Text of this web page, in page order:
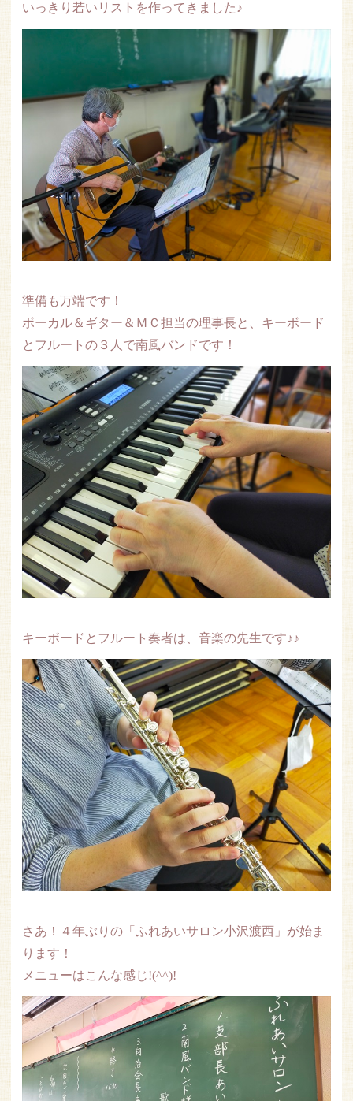
いっきり若いリストを作ってきました♪
準備も万端です！
ボーカル＆ギター＆ＭＣ担当の理事長と、キーボード
とフルートの３人で南風バンドです！
キーボードとフルート奏者は、音楽の先生です♪♪
さあ！４年ぶりの「ふれあいサロン小沢渡西」が始ま
ります！
メニューはこんな感じ!(^^)!